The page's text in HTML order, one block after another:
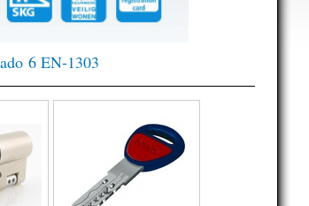
6 EN-1303